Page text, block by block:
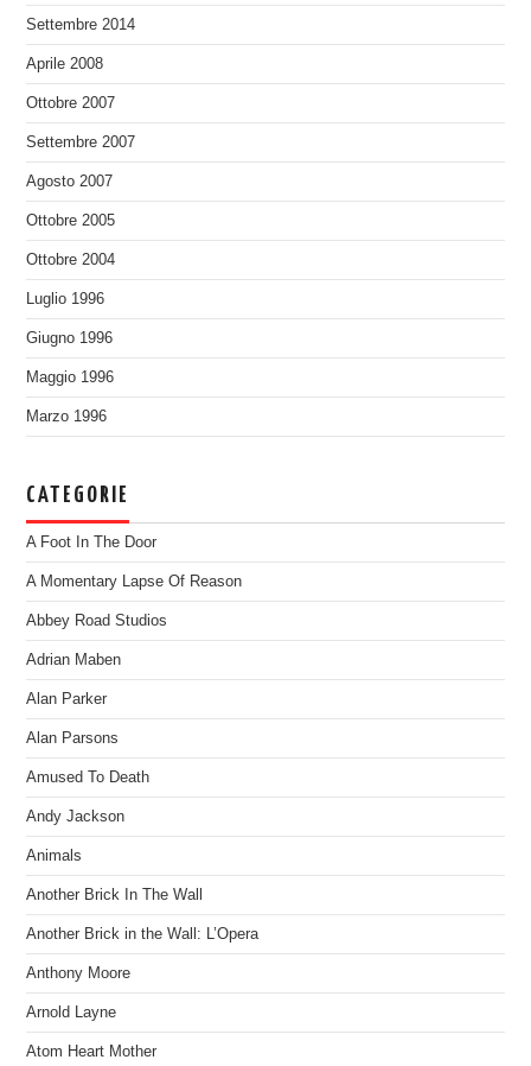
Settembre 2014
Aprile 2008
Ottobre 2007
Settembre 2007
Agosto 2007
Ottobre 2005
Ottobre 2004
Luglio 1996
Giugno 1996
Maggio 1996
Marzo 1996
CATEGORIE
A Foot In The Door
A Momentary Lapse Of Reason
Abbey Road Studios
Adrian Maben
Alan Parker
Alan Parsons
Amused To Death
Andy Jackson
Animals
Another Brick In The Wall
Another Brick in the Wall: L’Opera
Anthony Moore
Arnold Layne
Atom Heart Mother